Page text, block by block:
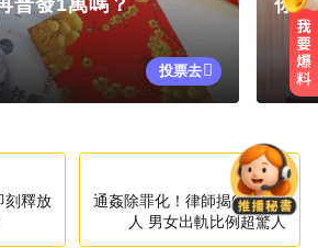
投票去
刻釋放
下一篇
通姦除罪化！律師揭6種受益
人 男女出軌比例超驚人
「小秦漢」張海漢辭世享
排